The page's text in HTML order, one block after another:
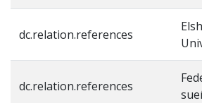
dc.relation.references
dc.relation.references